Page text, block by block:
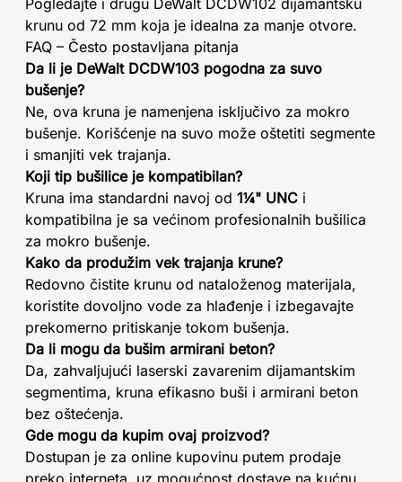
Pogledajte i drugu DeWalt DCDW102 dijamantsku
krunu od 72 mm koja je idealna za manje otvore.
FAQ – Često postavljana pitanja
Da li je DeWalt DCDW103 pogodna za suvo
bušenje?
Ne, ova kruna je namenjena isključivo za mokro
bušenje. Korišćenje na suvo može oštetiti segmente
i smanjiti vek trajanja.
Koji tip bušilice je kompatibilan?
Kruna ima standardni navoj od 1¼" UNC i
kompatibilna je sa većinom profesionalnih bušilica
za mokro bušenje.
Kako da produžim vek trajanja krune?
Redovno čistite krunu od nataloženog materijala,
koristite dovoljno vode za hlađenje i izbegavajte
prekomerno pritiskanje tokom bušenja.
Da li mogu da bušim armirani beton?
Da, zahvaljujući laserski zavarenim dijamantskim
segmentima, kruna efikasno buši i armirani beton
bez oštećenja.
Gde mogu da kupim ovaj proizvod?
Dostupan je za online kupovinu putem prodaje
preko interneta, uz mogućnost dostave na kućnu